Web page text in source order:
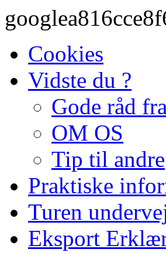
Cookies
Vidste du ?
Gode råd
OM OS
Tip til andre
Praktiske
Turen
Eksport